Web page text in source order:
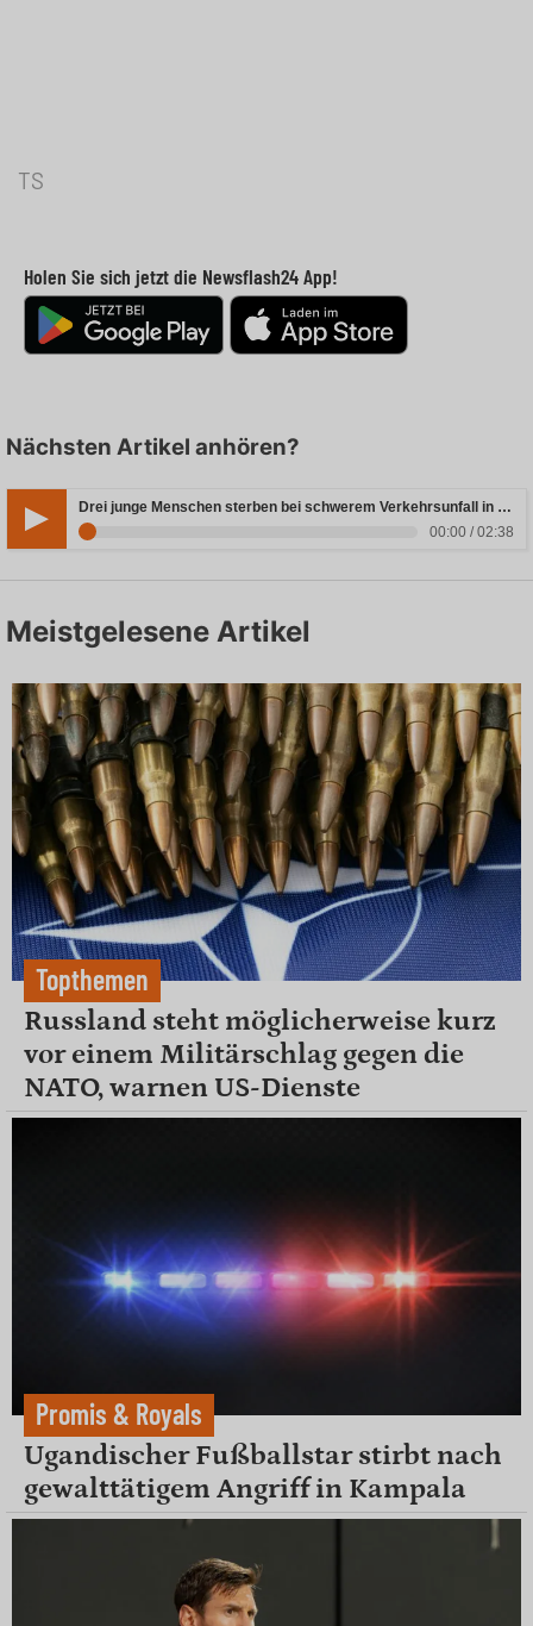
TS
Holen Sie sich jetzt die Newsflash24 App!
Nächsten Artikel anhören?
Drei junge Menschen sterben bei schwerem Verkehrsunfall in Rheinland-Pfalz
00:00 / 02:38
Meistgelesene Artikel
Topthemen
Russland steht möglicherweise kurz
vor einem Militärschlag gegen die
NATO, warnen US-Dienste
Promis & Royals
Ugandischer Fußballstar stirbt nach
gewalttätigem Angriff in Kampala